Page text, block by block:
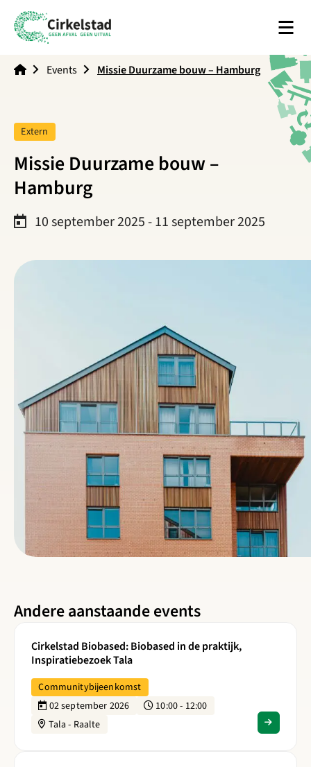
Menu
Events Missie Duurzame bouw – Hamburg
Missie Duurzame bouw –
Hamburg
Tag:
Extern
10 september 2025 - 11 september 2025
Andere aanstaande events
Cirkelstad Biobased: Biobased in de praktijk,
Inspiratiebezoek Tala
Communitybijeenkomst
02 september 2026
10:00 - 12:00
Tala - Raalte
Lees meer over Cirkelstad Biobased: Biobased in de